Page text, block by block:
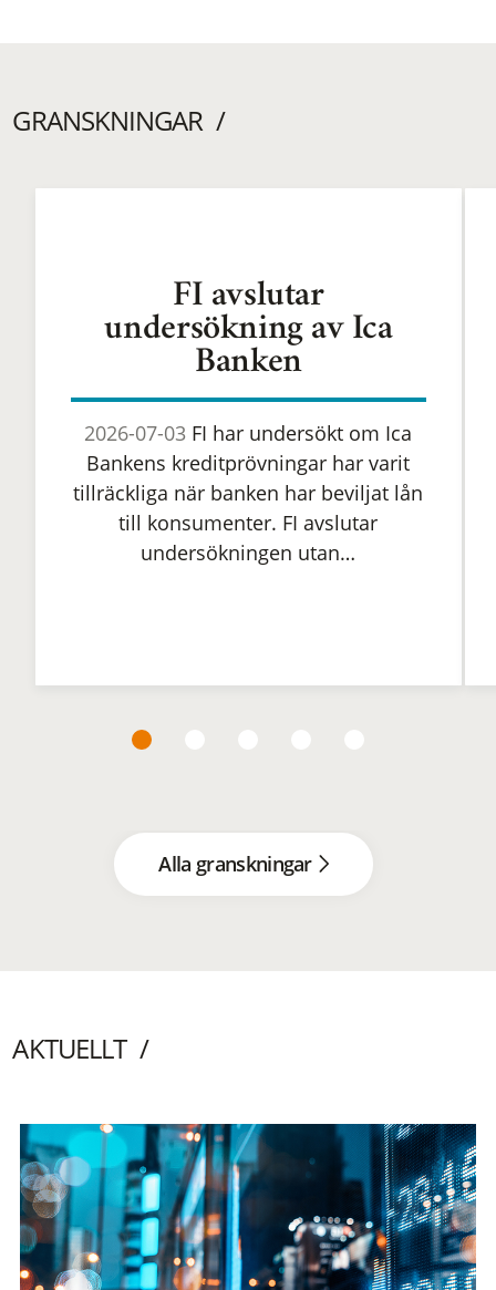
GRANSKNINGAR
FI avslutar
undersökning av Ica
Banken
2026-07-03 FI har undersökt om Ica
Bankens kreditprövningar har varit
tillräckliga när banken har beviljat lån
till konsumenter. FI avslutar
undersökningen utan…
Alla granskningar
AKTUELLT